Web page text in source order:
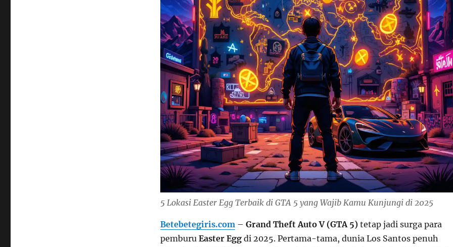
5 Lokasi Easter Egg Terbaik di GTA 5 yang Wajib Kamu Kunjungi di 2025
Betebetegiris.com– Grand Theft Auto V (GTA 5)tetap jadi surga para
pemburu Easter Eggdi 2025. Pertama-tama, dunia Los Santos penuh